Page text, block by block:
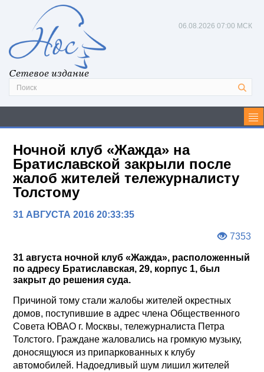
Сетевое издание
06.08.2026 07:00 МСК
Ночной клуб «Жажда» на
Братиславской закрыли после
жалоб жителей тележурналисту
Толстому
31 АВГУСТА 2016 20:33:35
7353
31 августа ночной клуб «Жажда», расположенный
по адресу Братиславская, 29, корпус 1, был
закрыт до решения суда.
Причиной тому стали жалобы жителей окрестных
домов, поступившие в адрес члена Общественного
Совета ЮВАО г. Москвы, тележурналиста Петра
Толстого. Граждане жаловались на громкую музыку,
доносящуюся из припаркованных к клубу
автомобилей. Надоедливый шум лишил жителей